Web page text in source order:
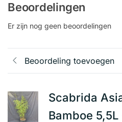
Beoordelingen
Er zijn nog geen beoordelingen
Beoordeling toevoegen
Scabrida
Bamboe